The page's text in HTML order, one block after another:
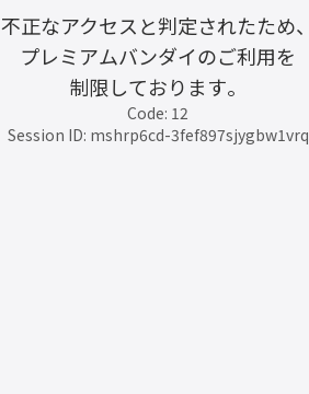
不正なアクセスと判定されたため、
プレミアムバンダイのご利用を
制限しております。
Code: 12
Session ID: mshrp6cd-3fef897sjygbw1vrq